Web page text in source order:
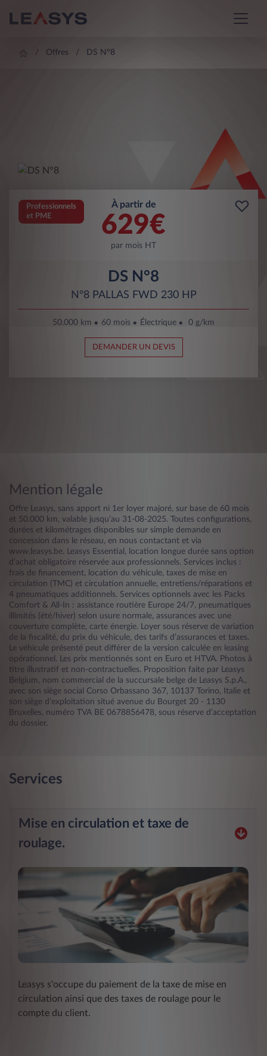
Offres DS N°8
Professionnels
et PME
À partir de
629€
par mois HT
DS N°8
N°8 PALLAS FWD 230 HP
50.000 km 60 mois Électrique 0 g/km
DEMANDER UN DEVIS
Mention légale
Offre Leasys, sans apport ni 1er loyer majoré, sur base de 60 mois
et 50.000 km, valable jusqu’au 31-08-2025. Toutes configurations,
durées et kilométrages disponibles sur simple demande en
concession dans le réseau, en nous contactant et via
www.leasys.be. Leasys Essential, location longue durée sans option
d’achat obligatoire réservée aux professionnels. Services inclus :
frais de financement, location du véhicule, taxes de mise en
circulation (TMC) et circulation annuelle, entretiens/réparations et
4 pneumatiques additionnels. Services optionnels avec les Packs
Comfort & All-In : assistance routière Europe 24/7, pneumatiques
illimités (été/hiver) selon usure normale, assurances avec une
couverture complète, carte énergie. Loyer sous réserve de variation
de la fiscalité, du prix du véhicule, des tarifs d’assurances et taxes.
Le véhicule présenté peut différer de la version calculée en leasing
opérationnel. Les prix mentionnés sont en Euro et HTVA. Photos à
titre illustratif et non-contractuelles. Proposition faite par Leasys
Belgium, nom commercial de la succursale belge de Leasys S.p.A.,
avec son siège social Corso Orbassano 367, 10137 Torino, Italie et
son siège d’exploitation situé avenue du Bourget 20 - 1130
Bruxelles, numéro TVA BE 0678856478, sous réserve d’acceptation
du dossier.
Services
Mise en circulation et taxe de
roulage.
Leasys s'occupe du paiement de la taxe de mise en
circulation ainsi que des taxes de roulage pour le
compte du client.